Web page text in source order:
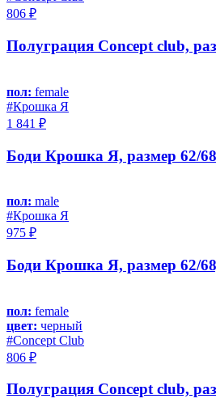
806 ₽
Полуграция Concept club,
пол: female
#Крошка Я
1 841 ₽
Боди Крошка Я, размер 62/68
пол: male
#Крошка Я
975 ₽
Боди Крошка Я, размер 62/
пол: female
цвет: черный
#Concept Club
806 ₽
Полуграция Concept club,